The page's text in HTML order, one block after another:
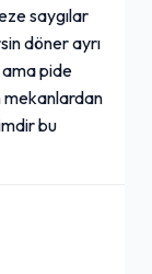
saygılar
döner ayrı
pide
bu